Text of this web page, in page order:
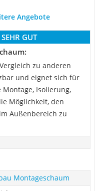
Angebote
SEHR GUT
zu anderen
und eignet sich für
Isolierung,
Möglichkeit, den
Außenbereich zu
Montageschaum